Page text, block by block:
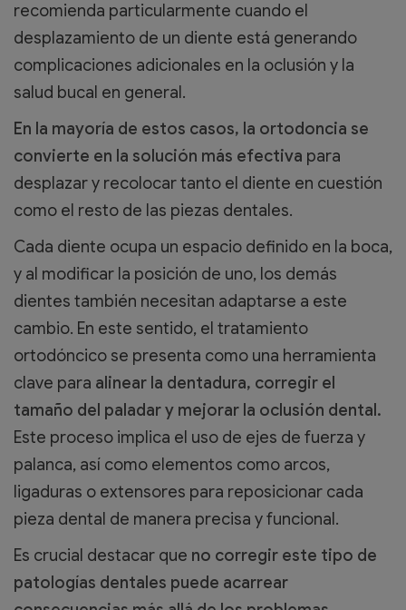
recomienda particularmente cuando el
desplazamiento de un diente está generando
complicaciones adicionales en la oclusión y la
salud bucal en general.
En la mayoría de estos casos, la ortodoncia se
convierte en la solución más efectiva para
desplazar y recolocar tanto el diente en cuestión
como el resto de las piezas dentales.
Cada diente ocupa un espacio definido en la boca,
y al modificar la posición de uno, los demás
dientes también necesitan adaptarse a este
cambio. En este sentido, el tratamiento
ortodóncico se presenta como una herramienta
clave para alinear la dentadura, corregir el
tamaño del paladar y mejorar la oclusión dental.
Este proceso implica el uso de ejes de fuerza y
palanca, así como elementos como arcos,
ligaduras o extensores para reposicionar cada
pieza dental de manera precisa y funcional.
Es crucial destacar que no corregir este tipo de
patologías dentales puede acarrear